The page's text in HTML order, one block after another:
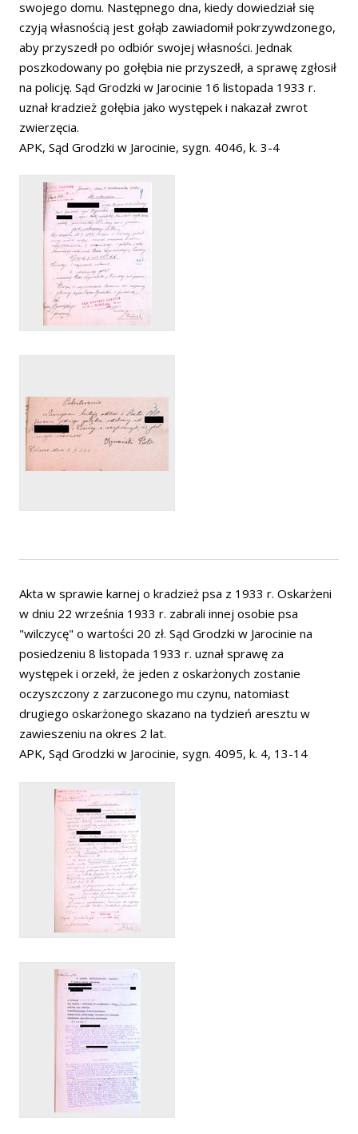
swojego domu. Następnego dna, kiedy dowiedział się
czyją własnością jest gołąb zawiadomił pokrzywdzonego,
aby przyszedł po odbiór swojej własności. Jednak
poszkodowany po gołębia nie przyszedł, a sprawę zgłosił
na policję. Sąd Grodzki w Jarocinie 16 listopada 1933 r.
uznał kradzież gołębia jako występek i nakazał zwrot
zwierzęcia.
APK, Sąd Grodzki w Jarocinie, sygn. 4046, k. 3-4
Akta w sprawie karnej o kradzież psa z 1933 r. Oskarżeni
w dniu 22 września 1933 r. zabrali innej osobie psa
"wilczycę" o wartości 20 zł. Sąd Grodzki w Jarocinie na
posiedzeniu 8 listopada 1933 r. uznał sprawę za
występek i orzekł, że jeden z oskarżonych zostanie
oczyszczony z zarzuconego mu czynu, natomiast
drugiego oskarżonego skazano na tydzień aresztu w
zawieszeniu na okres 2 lat.
APK, Sąd Grodzki w Jarocinie, sygn. 4095, k. 4, 13-14